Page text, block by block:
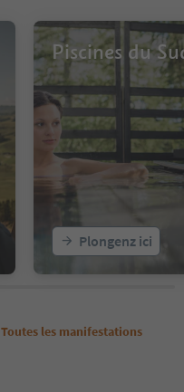
Piscines du
Plongenz ici
Toutes les manifestations